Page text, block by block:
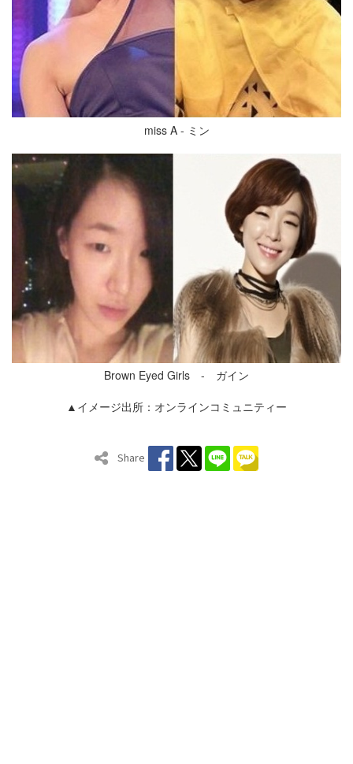
miss A - ミン
Brown Eyed Girls - ガイン
▲イメージ出所：オンラインコミュニティー
Share